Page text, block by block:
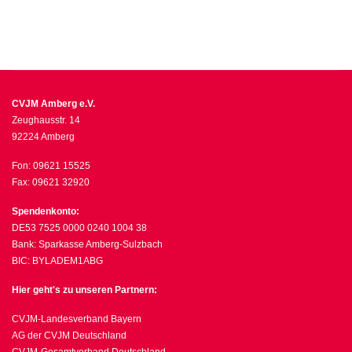
CVJM Amberg e.V.
Zeughausstr. 14
92224 Amberg
Fon: 09621 15525
Fax: 09621 32920
Spendenkonto:
DE53 7525 0000 0240 1004 38
Bank: Sparkasse Amberg-Sulzbach
BIC: BYLADEM1ABG
Hier geht's zu unseren Partnern:
CVJM-Landesverband Bayern
AG der CVJM Deutschland